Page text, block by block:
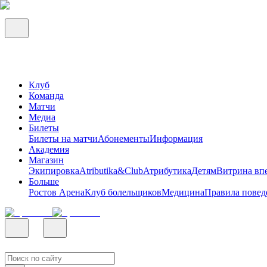
Клуб
Команда
Матчи
Медиа
Билеты
Билеты на матчиАбонементыИнформация
Академия
Магазин
ЭкипировкаAtributika&ClubАтрибутикаДетямВитрина
Больше
Ростов АренаКлуб болельщиковМедицинаПравила